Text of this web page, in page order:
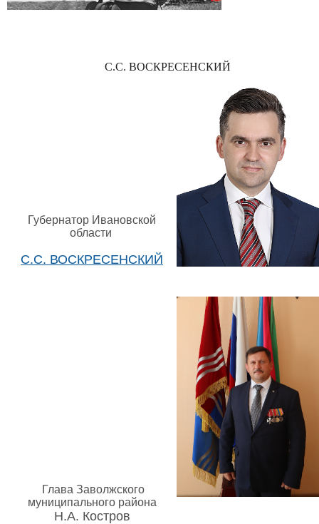
С.С. ВОСКРЕСЕНСКИЙ
Губернатор Ивановской
области
С.С. ВОСКРЕСЕНСКИЙ
Глава Заволжского
муниципального района
Н.А. Костров